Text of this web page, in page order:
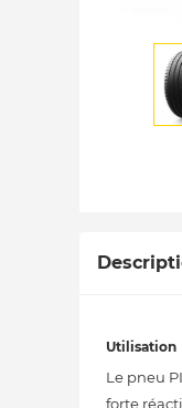
Utilisation
Le pneu
forte